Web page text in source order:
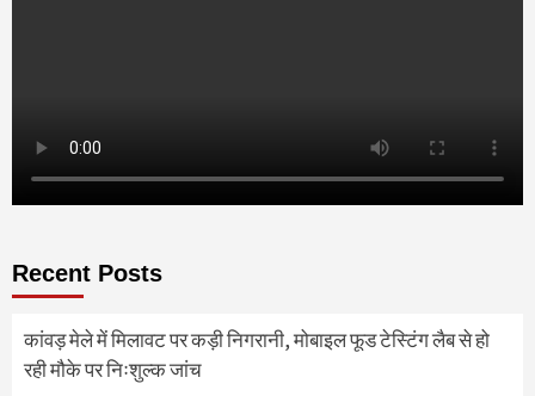
Recent Posts
कांवड़ मेले में मिलावट पर कड़ी निगरानी, मोबाइल फूड टेस्टिंग लैब से हो
रही मौके पर निःशुल्क जांच